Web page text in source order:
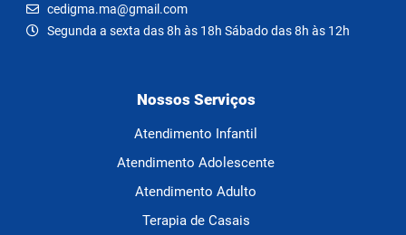
cedigma.ma@gmail.com
Segunda a sexta das 8h às 18h Sábado das 8h às 12h
Nossos Serviços
Atendimento Infantil
Atendimento Adolescente
Atendimento Adulto
Terapia de Casais